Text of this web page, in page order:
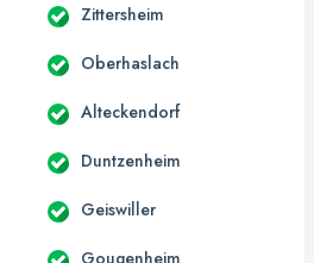
Zittersheim
Oberhaslach
Alteckendorf
Duntzenheim
Geiswiller
Gougenheim